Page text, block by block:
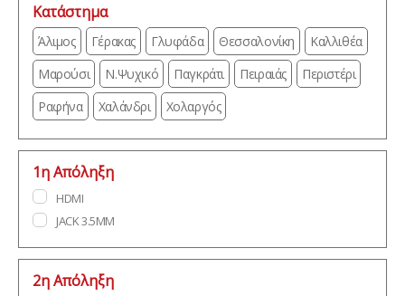
Κατάστημα
Άλιμος Γέρακας Γλυφάδα Θεσσαλονίκη
Καλλιθέα
Μαρούσι
Ν.Ψυχικό Παγκράτι Πειραιάς
Περιστέρι
Ραφήνα
Χαλάνδρι Χολαργός
1η Απόληξη
HDMI
JACK 3.5MM
2η Απόληξη